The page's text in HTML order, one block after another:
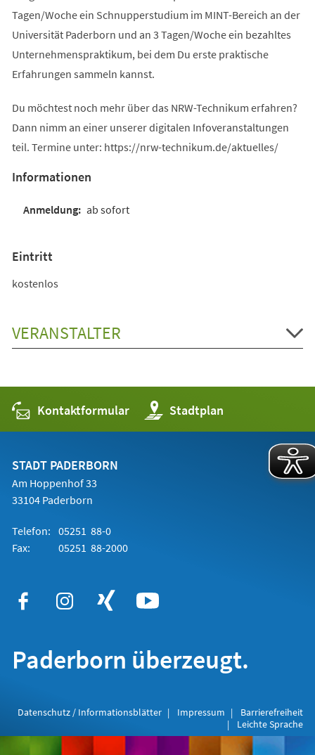
Tagen/Woche ein Schnupperstudium im MINT-Bereich an der
Universität Paderborn und an 3 Tagen/Woche ein bezahltes
Unternehmenspraktikum, bei dem Du erste praktische
Erfahrungen sammeln kannst.
Du möchtest noch mehr über das NRW-Technikum erfahren?
Dann nimm an einer unserer digitalen Infoveranstaltungen
teil. Termine unter: https://nrw-technikum.de/aktuelles/
Informationen
ab sofort
Eintritt
kostenlos
VERANSTALTER
Kontaktformular Stadtplan
(Öffnet
in
einem
STADT PADERBORN
Am Hoppenhof 33
33104 Paderborn
Telefon: 05251 88-0
Fax:
05251 88-2000
Paderborn überzeugt.
Datenschutz / Informationsblätter Impressum
Barrierefreiheit
Leichte Sprache